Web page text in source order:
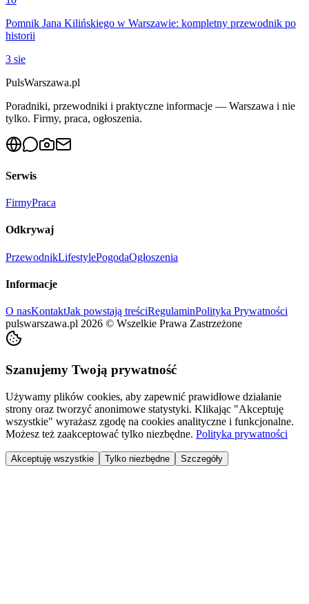
Pomnik Jana Kilińskiego w Warszawie: kompletny przewodnik po
historii
3 sie
PulsWarszawa.pl
Poradniki, przewodniki i praktyczne informacje — Warszawa i nie
tylko. Firmy, praca, ogłoszenia.
Serwis
FirmyPraca
Odkrywaj
PrzewodnikLifestylePogodaOgłoszenia
Informacje
O nasKontaktJak powstają treściRegulaminPolityka Prywatności
pulswarszawa.pl 2026 © Wszelkie Prawa Zastrzeżone
Szanujemy Twoją prywatność
Używamy plików cookies, aby zapewnić prawidłowe działanie
strony oraz tworzyć anonimowe statystyki. Klikając "Akceptuję
wszystkie" wyrażasz zgodę na cookies analityczne i funkcjonalne.
Możesz też zaakceptować tylko niezbędne. Polityka prywatności
Akceptuję wszystkie Tylko niezbędne Szczegóły